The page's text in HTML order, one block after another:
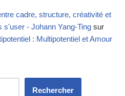
cadre, structure, créativité et
s'user - Johann Yang-Ting sur
: Multipotentiel et Amour
Rechercher